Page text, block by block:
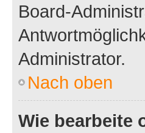
Board-
Administrator.
Nach oben
Wie bearbeite